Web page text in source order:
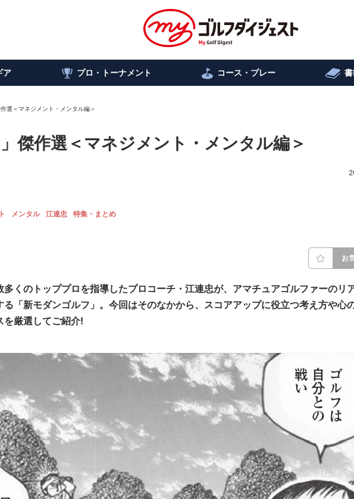
ア プロ・トーナメント コース・プレー
作選＜マネジメント・メンタル編＞
傑作選＜マネジメント・メンタル編＞
メンタル 江連忠 特集・まとめ
お
多くのトッププロを指導したプロコーチ・江連忠が、アマチュアゴルファーのリ
「新モダンゴルフ」。今回はそのなかから、スコアアップに役立つ考え方や心
を厳選してご紹介!